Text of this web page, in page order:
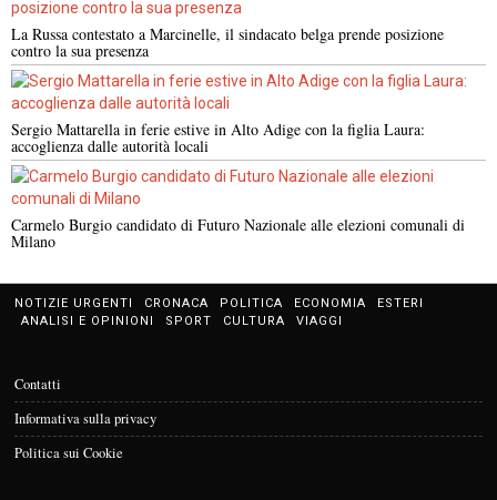
La Russa contestato a Marcinelle, il sindacato belga prende posizione
contro la sua presenza
Sergio Mattarella in ferie estive in Alto Adige con la figlia Laura:
accoglienza dalle autorità locali
Carmelo Burgio candidato di Futuro Nazionale alle elezioni comunali di
Milano
NOTIZIE URGENTI CRONACA POLITICA ECONOMIA
ESTERI
ANALISI E OPINIONI
SPORT CULTURA VIAGGI
Contatti
Informativa sulla privacy
Politica sui Cookie